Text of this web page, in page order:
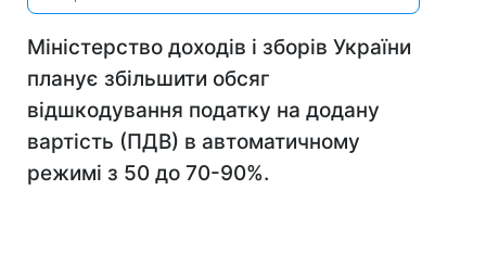
Міністерство доходів і зборів України
планує збільшити обсяг
відшкодування податку на додану
вартість (ПДВ) в автоматичному
режимі з 50 до 70-90%.